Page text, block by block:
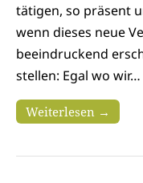
tätigen, so präsent
wenn dieses neue
beeindruckend
stellen: Egal wo wir…
Weiterlesen →